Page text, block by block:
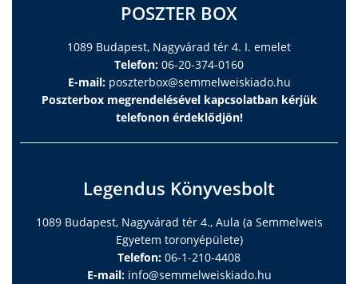
POSZTER BOX
1089 Budapest, Nagyvárad tér 4. I. emelet
Telefon: 06-20-374-0160
E-mail: poszterbox@semmelweiskiado.hu
Poszterbox megrendelésével kapcsolatban kérjük
telefonon érdeklődjön!
Legendus Könyvesbolt
1089 Budapest, Nagyvárad tér 4., Aula (a Semmelweis
Egyetem toronyépülete)
Telefon: 06-1-210-4408
E-mail: info@semmelweiskiado.hu